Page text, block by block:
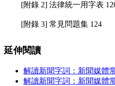
[附錄 2] 法律統一用字表
[附錄 3] 常見問題集 124
延伸閱讀
解讀新聞字詞：新聞媒體
解讀新聞字詞：新聞媒體